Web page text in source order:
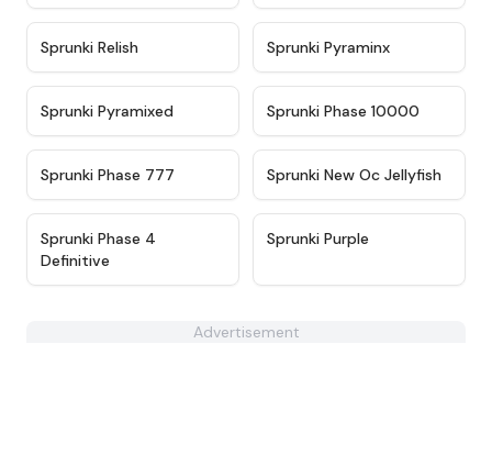
Sprunki Relish Sprunki Pyraminx
Sprunki Pyramixed ★
Sprunki Phase 10000
Sprunki Phase 777 ★ 4.8
Sprunki New Oc Jellyfish
Sprunki Phase 4
Definitive
Sprunki Purple
Advertisement